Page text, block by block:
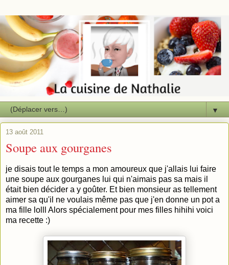
▼
13 août 2011
Soupe aux gourganes
je disais tout le temps a mon amoureux que j'allais lui faire
une soupe aux gourganes lui qui n'aimais pas sa mais il
était bien décider a y goûter. Et bien monsieur as tellement
aimer sa qu'il ne voulais même pas que j'en donne un pot a
ma fille lolll Alors spécialement pour mes filles hihihi voici
ma recette :)